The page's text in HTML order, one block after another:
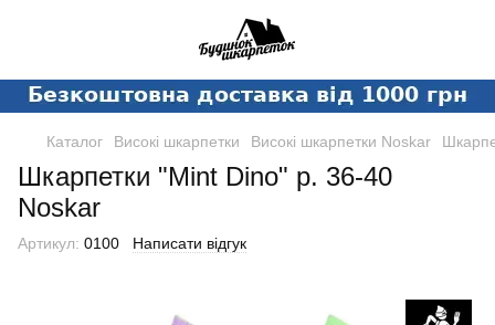
Каталог Високі шкарпетки Високі шкарпетки Noskar
Шкарпетки "Mint Dino" р. 36-40
Noskar
Артикул: 0100 Написати відгук